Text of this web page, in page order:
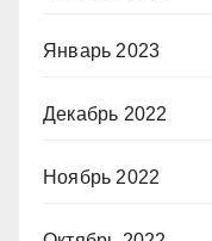
Январь 2023
Декабрь 2022
Ноябрь 2022